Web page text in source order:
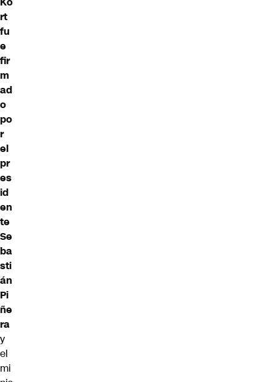
rt
fu
e
fir
m
ad
o
po
r
el
pr
es
id
en
te
Se
ba
sti
án
Pi
ñe
ra
y
el
mi